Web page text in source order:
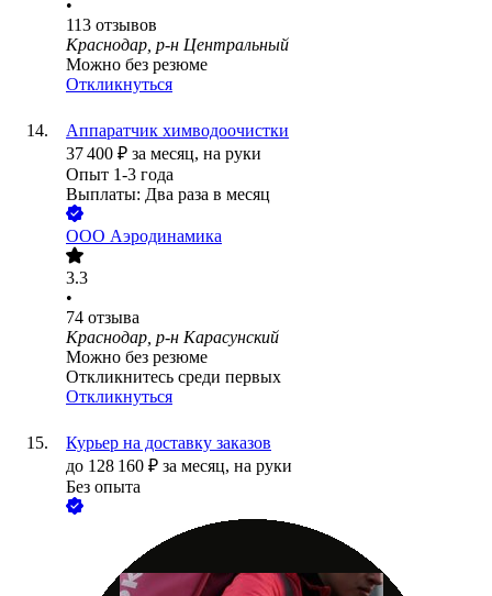
•
113 отзывов
Краснодар, р-н Центральный
Можно без резюме
Откликнуться
Аппаратчик химводоочистки
37 400 ₽ за месяц, на руки
Опыт 1-3 года
Выплаты: Два раза в месяц
ООО Аэродинамика
3.3
•
74 отзыва
Краснодар, р-н Карасунский
Можно без резюме
Откликнитесь среди первых
Откликнуться
Курьер на доставку заказов
до 128 160 ₽ за месяц, на руки
Без опыта